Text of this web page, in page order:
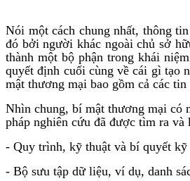
Nói một cách chung nhất, thông
đó bởi người khác ngoài chủ sở
thành một bộ phận trong khái
quyết định cuối cùng về cái gì tạo
mật thương mại bao gồm cả các
Nhìn chung, bí mật thương mại có
pháp nghiên cứu đã được tìm ra
- Quy trình, kỹ thuật và bí quyết kỹ
- Bộ sưu tập dữ liệu, ví dụ, danh